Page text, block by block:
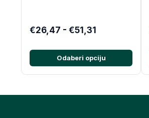
€26,47 - €51,31
Odaberi opciju